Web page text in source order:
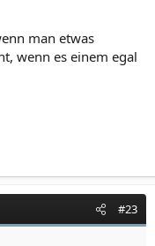
man etwas
wenn es einem egal
#23